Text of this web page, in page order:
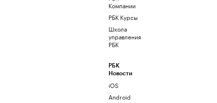
Компании
РБК Курсы
Школа
управления
РБК
РБК
Новости
iOS
Android